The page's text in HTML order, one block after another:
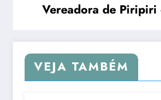
Vereadora de Piripiri
VEJA TAMBÉM